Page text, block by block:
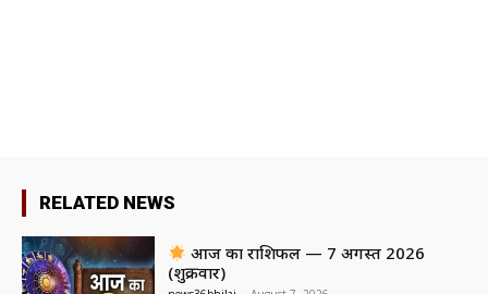
RELATED NEWS
आज का राशिफल — 7 अगस्त 2026
(शुक्रवार)